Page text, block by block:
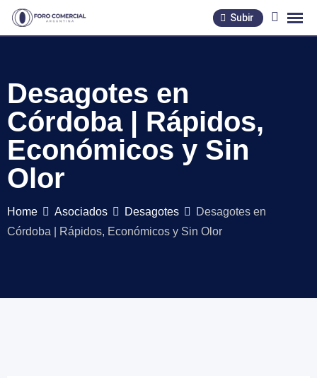
Skip
Subir
Desagotes en
Córdoba | Rápidos,
Económicos y Sin
Olor
Home Asociados Desagotes
Desagotes en
Córdoba | Rápidos, Económicos y Sin Olor